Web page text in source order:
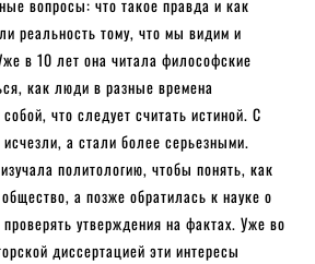
вопросы: что такое правда и как
реальность тому, что мы видим и
в 10 лет она читала философские
как люди в разные времена
что следует считать истиной. С
а стали более серьезными.
политологию, чтобы понять, как
а позже обратилась к науке о
утверждения на фактах. Уже во
диссертацией эти интересы